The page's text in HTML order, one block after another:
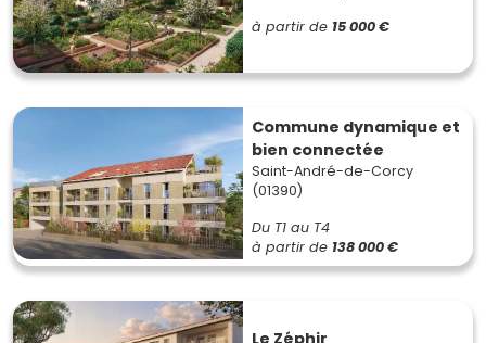
à partir de 15 000 €
Commune dynamique et
bien connectée
Saint-André-de-Corcy
(01390)
Du T1 au T4
à partir de 138 000 €
Le Zéphir